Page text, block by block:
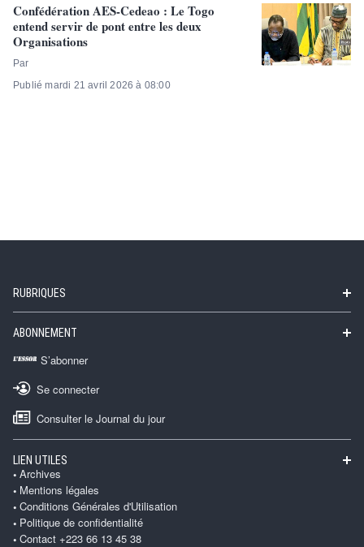
Confédération AES-Cedeao : Le Togo
entend servir de pont entre les deux
Organisations
Par
Publié mardi 21 avril 2026 à 08:00
RUBRIQUES
ABONNEMENT
S’abonner
Se connecter
Consulter le Journal du jour
LIEN UTILES
Archives
Mentions légales
Conditions Générales d'Utilisation
Politique de confidentialité
Contact +223 66 13 45 38